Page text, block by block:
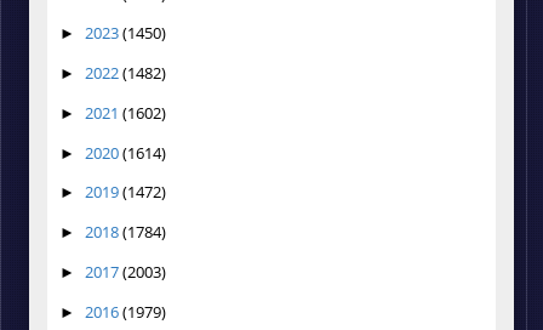
► 2023(1450)
► 2022(1482)
► 2021 (1602)
► 2020(1614)
► 2019(1472)
► 2018(1784)
► 2017(2003)
► 2016(1979)